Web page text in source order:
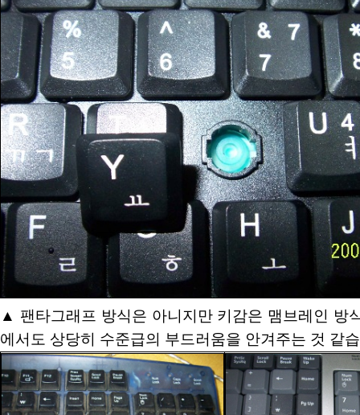
▲ 팬타그래프 방식은 아니지만 키감은 맴브레인 방
에서도 상당히 수준급의 부드러움을 안겨주는 것 같